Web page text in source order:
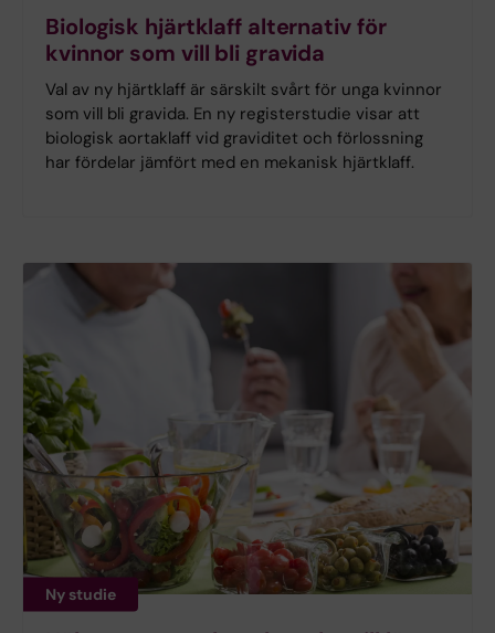
Biologisk hjärtklaff alternativ för
kvinnor som vill bli gravida
Val av ny hjärtklaff är särskilt svårt för unga kvinnor
som vill bli gravida. En ny registerstudie visar att
biologisk aortaklaff vid graviditet och förlossning
har fördelar jämfört med en mekanisk hjärtklaff.
Ny studie